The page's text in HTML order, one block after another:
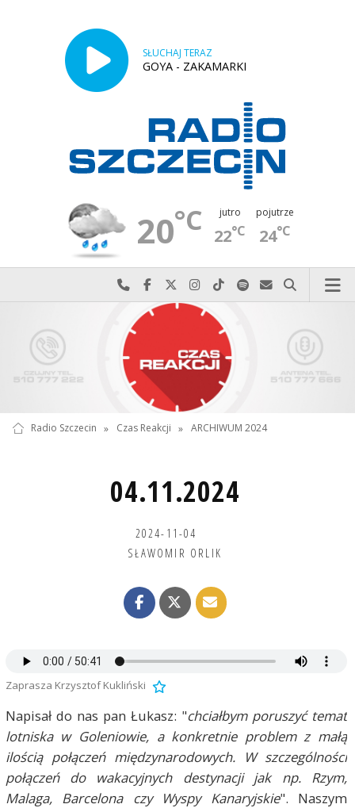
SŁUCHAJ TERAZ
GOYA - ZAKAMARKI
20°C jutro
22°C
pojutrze
24°C
Najlepiej po prostu do nas zadzwoń
Odwiedź nas na Facebook-u
Odwiedź nas na X
Odwiedź nas na Instagram-ie
Odwiedź nas na TikTok-u
Szukaj nas na Spotify
Wyślij do nas
Szukaj
Radio Szczecin » Czas Reakcji » ARCHIWUM 2024
04.11.2024
2024-11-04
SŁAWOMIR ORLIK
Zaprasza Krzysztof Kukliński
Napisał do nas pan Łukasz: "chciałbym poruszyć temat
lotniska w Goleniowie, a konkretnie problem z małą
ilością połączeń międzynarodowych. W szczególności
połączeń do wakacyjnych destynacji jak np. Rzym,
Malaga, Barcelona czy Wyspy Kanaryjskie". Naszym